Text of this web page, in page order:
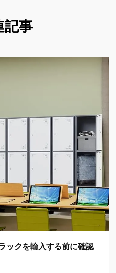
記事
ックを輸入する前に確認